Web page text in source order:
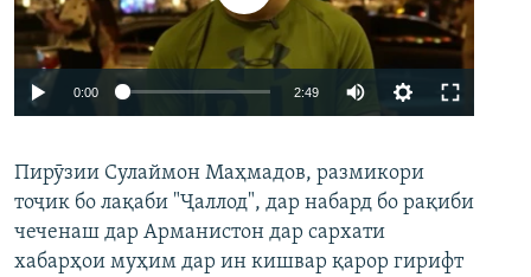
Auto 240p 360p 480p
720p 1080p
0:00 2:49
360p
480p
Пирӯзии Сулаймон Маҳмадов, размикори
тоҷик бо лақаби "Ҷаллод", дар набард бо рақиби
чеченаш дар Арманистон дар сархати
хабарҳои муҳим дар ин кишвар қарор гирифт